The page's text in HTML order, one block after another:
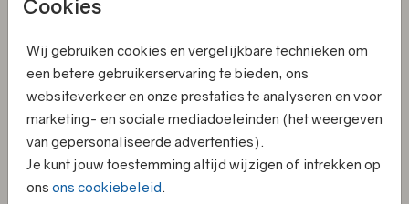
Cookies
Wij gebruiken cookies en vergelijkbare technieken om
een betere gebruikerservaring te bieden, ons
websiteverkeer en onze prestaties te analyseren en voor
marketing- en sociale mediadoeleinden (het weergeven
van gepersonaliseerde advertenties).
Je kunt jouw toestemming altijd wijzigen of intrekken op
ons ons cookiebeleid
Informatie
Klantenservice
Privacy statement|Algemene Voorwaarden|
Cookiebeleid|Klachtenregeling